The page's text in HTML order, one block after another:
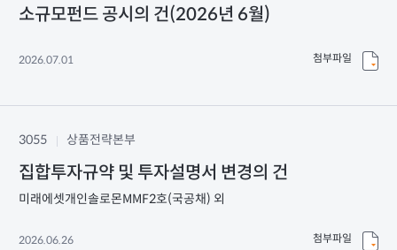
소규모펀드 공시의 건(2026년 6월)
2026.07.01 첨부파일
3055 상품전략본부
집합투자규약 및 투자설명서 변경의 건
미래에셋개인솔로몬MMF2호(국공채) 외
2026.06.26 첨부파일